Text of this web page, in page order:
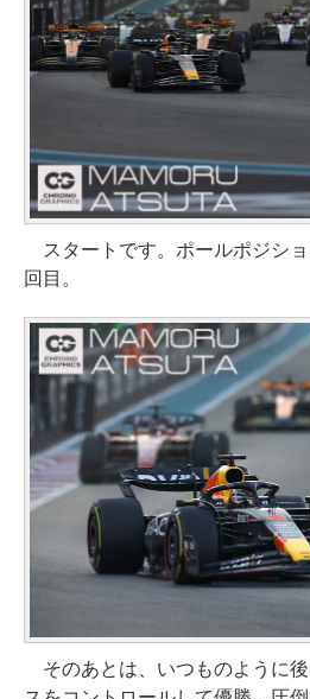
スタートです。ポールポジシ
回目。
そのあとは、いつものように